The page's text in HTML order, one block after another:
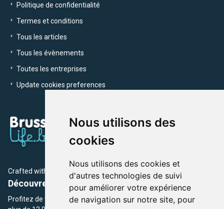
Nous utilisons des
cookies
Nous utilisons des cookies et
d'autres technologies de suivi
pour améliorer votre expérience
de navigation sur notre site, pour
Politique de confidentialité
Termes et conditions
Tous les articles
Tous les évènements
Toutes les entreprises
Update cookies preferences
Crafted with by Brusselslife Team
Découvrez plus de 12 000 adresses et événements
Profitez de toutes les sections de BrusselsLife.be et découvrez